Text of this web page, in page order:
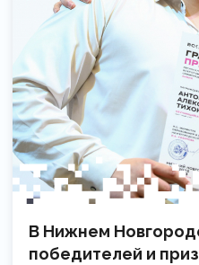
В Нижнем
победителей и